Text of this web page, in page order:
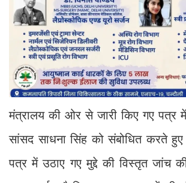
मंत्रालय की ओर से जारी किए गए पत्र
सांसद साधना सिंह को संबोधित करते
पत्र में उठाए गए मुद्दे की विस्तृत जांच